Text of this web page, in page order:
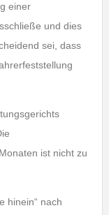
einer
und dies
sei, dass
ist nicht zu
hinein“ nach